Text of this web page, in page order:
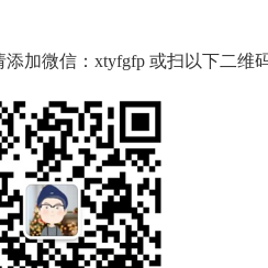
加微信：xtyfgfp 或扫以下二维码